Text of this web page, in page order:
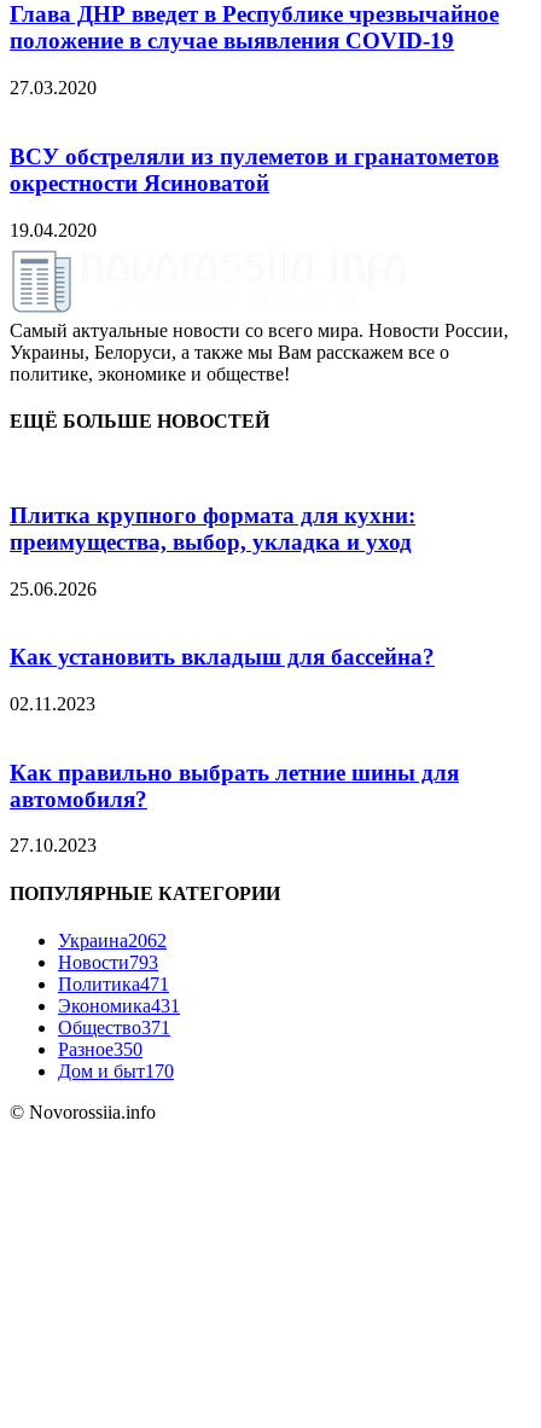
Глава ДНР введет в Республике чрезвычайное
положение в случае выявления COVID-19
27.03.2020
ВСУ обстреляли из пулеметов и гранатометов
окрестности Ясиноватой
19.04.2020
Самый актуальные новости со всего мира. Новости России,
Украины, Белоруси, а также мы Вам расскажем все о
политике, экономике и обществе!
ЕЩЁ БОЛЬШЕ НОВОСТЕЙ
Плитка крупного формата для кухни:
преимущества, выбор, укладка и уход
25.06.2026
Как установить вкладыш для бассейна?
02.11.2023
Как правильно выбрать летние шины для
автомобиля?
27.10.2023
ПОПУЛЯРНЫЕ КАТЕГОРИИ
Украина2062
Новости793
Политика471
Экономика431
Общество371
Разное350
Дом и быт170
© Novorossiia.info